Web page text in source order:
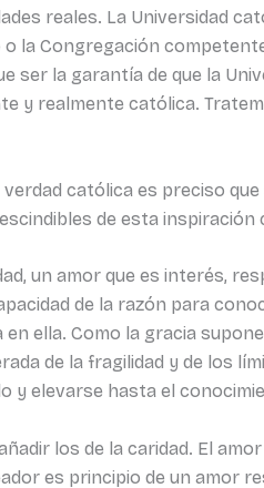
reales. La Universidad
la Congregación
ser la garantía de que la
y realmente católica.
verdad católica es preciso
de esta
un amor que es interés,
de la razón para
ella. Como la gracia
de la fragilidad y de los
y elevarse hasta el
los de la caridad. El
es principio de un amor